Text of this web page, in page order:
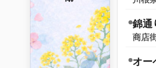
錦通
商店
オー